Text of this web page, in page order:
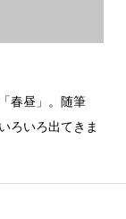
春昼」。随筆
ろいろ出てきま